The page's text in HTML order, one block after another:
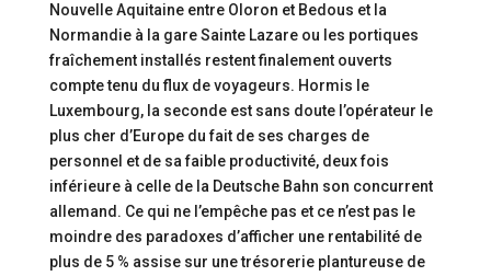
Nouvelle Aquitaine entre Oloron et Bedous et la
Normandie à la gare Sainte Lazare ou les portiques
fraîchement installés restent finalement ouverts
compte tenu du flux de voyageurs. Hormis le
Luxembourg, la seconde est sans doute l’opérateur le
plus cher d’Europe du fait de ses charges de
personnel et de sa faible productivité, deux fois
inférieure à celle de la Deutsche Bahn son concurrent
allemand. Ce qui ne l’empêche pas et ce n’est pas le
moindre des paradoxes d’afficher une rentabilité de
plus de 5 % assise sur une trésorerie plantureuse de